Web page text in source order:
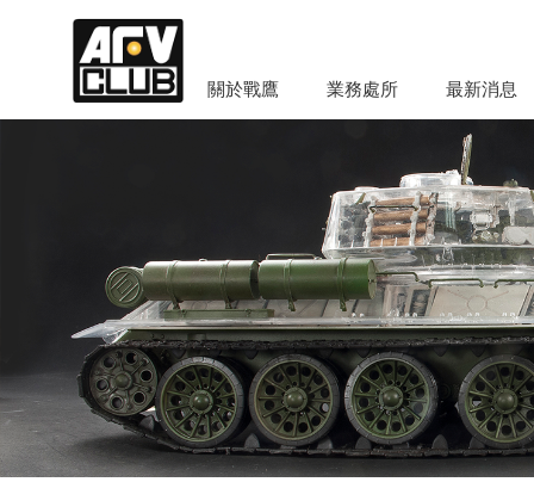
關於戰鷹 業務處所 最新消息